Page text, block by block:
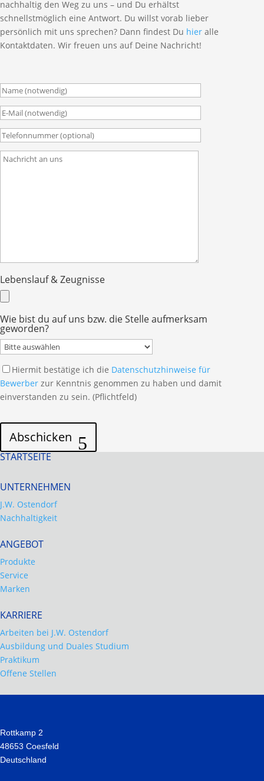
nachhaltig den Weg zu uns – und Du erhältst
schnellstmöglich eine Antwort. Du willst vorab lieber
persönlich mit uns sprechen? Dann findest Du hier alle
Kontaktdaten. Wir freuen uns auf Deine Nachricht!
Lebenslauf & Zeugnisse
Wie bist du auf uns bzw. die Stelle aufmerksam
geworden?
Hiermit bestätige ich die Datenschutzhinweise für
Bewerber zur Kenntnis genommen zu haben und damit
einverstanden zu sein. (Pflichtfeld)
lasse
Feld
Bitte
lasse
dieses
Feld
Abschicken
STARTSEITE
UNTERNEHMEN
J.W. Ostendorf
Nachhaltigkeit
ANGEBOT
Produkte
Service
Marken
KARRIERE
Arbeiten bei J.W. Ostendorf
Ausbildung und Duales Studium
Praktikum
Offene Stellen
Rottkamp 2
48653 Coesfeld
Deutschland